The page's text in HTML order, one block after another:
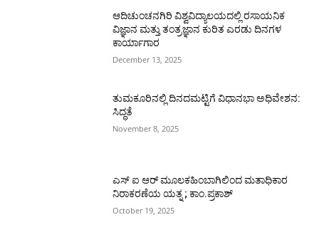
ಆದಿಚುಂಚನಗಿರಿ ವಿಶ್ವವಿದ್ಯಾಲಯದಲ್ಲಿ ರಸಾಯನಿಕ
ವಿಜ್ಞಾನ ಮತ್ತು ತಂತ್ರಜ್ಞಾನ ಕುರಿತ ಎರಡು ದಿನಗಳ
ಕಾರ್ಯಾಗಾರ
December 13, 2025
ತುಮಕೂರಿನಲ್ಲಿ ದಿನದಮಟ್ಟಿಗೆ ವಿಧಾನಭಾ ಅಧಿವೇಶನ:
ಸಿದ್ಧತೆ
November 8, 2025
ಎಸ್ ಐ ಆರ್ ಮೂಲಕಹಿಂಬಾಗಿಲಿಂದ ಮತಾಧಿಕಾರ
ನಿರಾಕರಣೆಯ ಯತ್ನ ; ಕಾಂ.ಪ್ರಕಾಶ್
October 19, 2025